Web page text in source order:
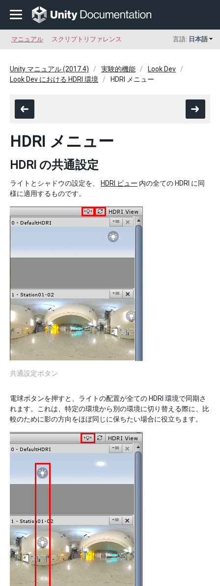
マニュアル スクリプトリファレンス 言語: 日本語
Unity マニュアル (2017.4) 実験的機能
Look Dev
Look Dev における HDRI 環境
HDRI メニュー
HDRI メニュー
HDRI の共通設定
ライトとシャドウの設定を、 HDRI ビュー 内の全ての HDRI に同
様に適用するものです。
共通設定ボタン
電球ボタンを押すと、ライトの配置が全ての HDRI 環境で同期さ
れます。これは、特定の環境から別の環境に切り替える際に、比
較のために影の方向をほぼ同じに保ちたい場合に役立ちます。